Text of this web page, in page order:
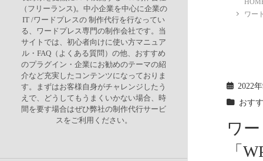
（フリーランス)。中小企業を中心に企業の
IT /ワードプレスの 制作代行を行なってい
る、ワードプレス専門の制作会社です。当
サイトでは、初心者向けに使い方マニュア
ル・FAQ（よくある質問）の他、おすすめ
のプラグイン・企業にお勧めのテーマの紹
介など充実したコンテンツになっておりま
す。まずはお客様自身がチャレンジしたう
えで、どうしてもうまくいかない場合、時
間を要す場合はぜひ弊社の制作代行サービ
スをご利用ください。
ワー
2022
おす
ワ
「